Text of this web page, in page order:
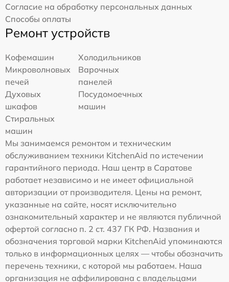
Согласие на обработку персональных данных
Способы оплаты
Ремонт устройств
Кофемашин
Холодильников
Микроволновых
печей
Варочных
панелей
Духовых
шкафов
Посудомоечных
машин
Стиральных
машин
Мы занимаемся ремонтом и техническим
обслуживанием техники KitchenAid по истечении
гарантийного периода. Наш центр в Саратове
работает независимо и не имеет официальной
авторизации от производителя. Цены на ремонт,
указанные на сайте, носят исключительно
ознакомительный характер и не являются публичной
офертой согласно п. 2 ст. 437 ГК РФ. Названия и
обозначения торговой марки KitchenAid упоминаются
только в информационных целях — чтобы обозначить
перечень техники, с которой мы работаем. Наша
организация не аффилирована с владельцами